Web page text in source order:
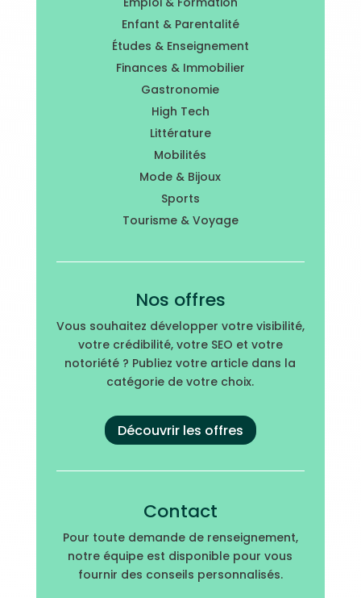
Enfant & Parentalité
Études & Enseignement
Finances & Immobilier
Gastronomie
High Tech
Littérature
Mobilités
Mode & Bijoux
Sports
Tourisme & Voyage
Nos offres
Vous souhaitez développer votre visibilité,
votre crédibilité, votre SEO et votre
notoriété ? Publiez votre article dans la
catégorie de votre choix.
Découvrir les offres
Contact
Pour toute demande de renseignement,
notre équipe est disponible pour vous
fournir des conseils personnalisés.